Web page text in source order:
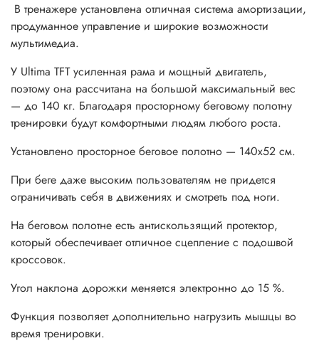
В тренажере установлена отличная система амортизации,
продуманное управление и широкие возможности
мультимедиа.
У Ultima TFT усиленная рама и мощный двигатель,
поэтому она рассчитана на большой максимальный вес
— до 140 кг. Благодаря просторному беговому полотну
тренировки будут комфортными людям любого роста.
Установлено просторное беговое полотно — 140x52 см.
При беге даже высоким пользователям не придется
ограничивать себя в движениях и смотреть под ноги.
На беговом полотне есть антискользящий протектор,
который обеспечивает отличное сцепление с подошвой
кроссовок.
Угол наклона дорожки меняется электронно до 15 %.
Функция позволяет дополнительно нагрузить мышцы во
время тренировки.